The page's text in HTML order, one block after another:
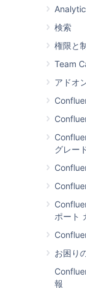
検索
権限と
Team
アドオ
グレー
ポート
お困り
報
Explore
Start
Welcome
What is
Remote
Earn the
How to